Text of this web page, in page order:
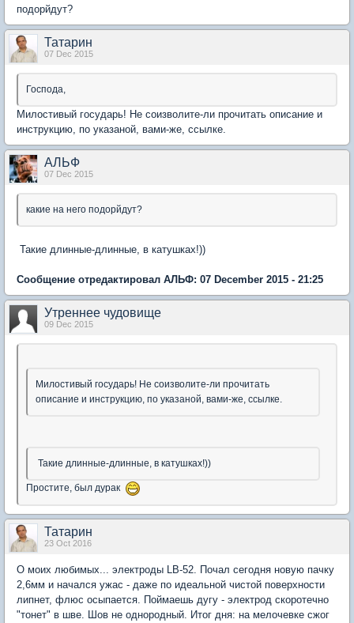
подорйдут?
Татарин
07 Dec 2015
Господа,
Милостивый государь! Не соизволите-ли прочитать описание и
инструкцию, по указаной, вами-же, ссылке.
АЛЬФ
07 Dec 2015
какие на него подорйдут?
Такие длинные-длинные, в катушках!))
Сообщение отредактировал АЛЬФ: 07 December 2015 - 21:25
Утреннее чудовище
09 Dec 2015
Милостивый государь! Не соизволите-ли прочитать
описание и инструкцию, по указаной, вами-же, ссылке.
Такие длинные-длинные, в катушках!))
Простите, был дурак
Татарин
23 Oct 2016
О моих любимых... электроды LB-52. Почал сегодня новую пачку
2,6мм и начался ужас - даже по идеальной чистой поверхности
липнет, флюс осыпается. Поймаешь дугу - электрод скоротечно
"тонет" в шве. Шов не однородный. Итог дня: на мелочевке сжог